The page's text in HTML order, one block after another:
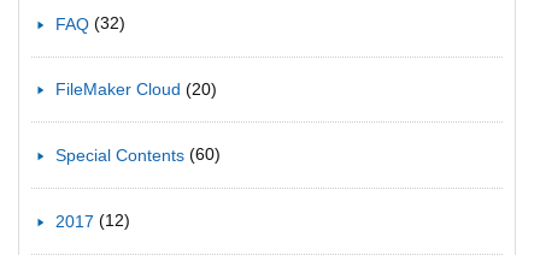
FAQ (32)
FileMaker Cloud (20)
Special Contents (60)
2017 (12)